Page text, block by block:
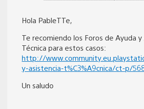
Hola PableTTe,
Te recomiendo los Foros de Ayuda y
Técnica para estos casos:
http://
y-asistencia-t%C3%A9cnica/ct-p/
Un saludo